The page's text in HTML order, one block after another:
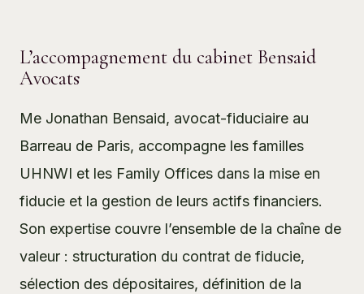
L’accompagnement du cabinet Bensaid
Avocats
Me Jonathan Bensaid, avocat-fiduciaire au
Barreau de Paris, accompagne les familles
UHNWI et les Family Offices dans la mise en
fiducie et la gestion de leurs actifs financiers.
Son expertise couvre l’ensemble de la chaîne de
valeur : structuration du contrat de fiducie,
sélection des dépositaires, définition de la